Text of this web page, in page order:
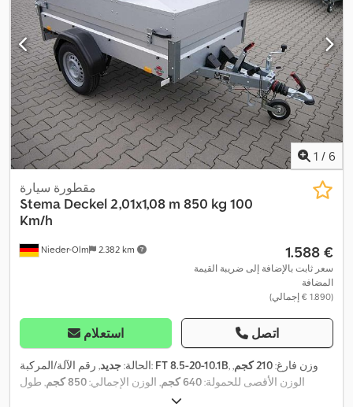
1 / 6
Nieder-Olm 2.382 km
مقطورة سيارة
Stema Deckel 2,01x1,08 m 850 kg 100
Km/h
‏1.588 €
سعر ثابت بالإضافة إلى ضريبة القيمة
المضافة
(‏1.890 € إجمالي)
استعلام اتصل
الحالة:جديد , رقم الآلة/المركبة: FT 8.5-20-10.1B , وزن فارغ:210 كجم
,
الوزن الأقصى للحمولة:640 كجم , الوزن الإجمالي:850 كجم
, طول
, عرض مساحة التحميل: